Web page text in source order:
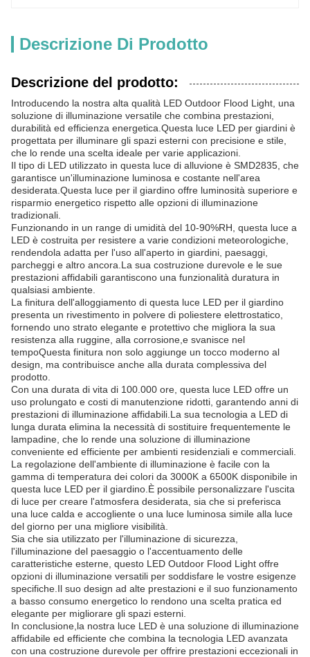
Descrizione Di Prodotto
Descrizione del prodotto:
Introducendo la nostra alta qualità LED Outdoor Flood Light, una
soluzione di illuminazione versatile che combina prestazioni,
durabilità ed efficienza energetica.Questa luce LED per giardini è
progettata per illuminare gli spazi esterni con precisione e stile,
che lo rende una scelta ideale per varie applicazioni.
Il tipo di LED utilizzato in questa luce di alluvione è SMD2835, che
garantisce un'illuminazione luminosa e costante nell'area
desiderata.Questa luce per il giardino offre luminosità superiore e
risparmio energetico rispetto alle opzioni di illuminazione
tradizionali.
Funzionando in un range di umidità del 10-90%RH, questa luce a
LED è costruita per resistere a varie condizioni meteorologiche,
rendendola adatta per l'uso all'aperto in giardini, paesaggi,
parcheggi e altro ancora.La sua costruzione durevole e le sue
prestazioni affidabili garantiscono una funzionalità duratura in
qualsiasi ambiente.
La finitura dell'alloggiamento di questa luce LED per il giardino
presenta un rivestimento in polvere di poliestere elettrostatico,
fornendo uno strato elegante e protettivo che migliora la sua
resistenza alla ruggine, alla corrosione,e svanisce nel
tempoQuesta finitura non solo aggiunge un tocco moderno al
design, ma contribuisce anche alla durata complessiva del
prodotto.
Con una durata di vita di 100.000 ore, questa luce LED offre un
uso prolungato e costi di manutenzione ridotti, garantendo anni di
prestazioni di illuminazione affidabili.La sua tecnologia a LED di
lunga durata elimina la necessità di sostituire frequentemente le
lampadine, che lo rende una soluzione di illuminazione
conveniente ed efficiente per ambienti residenziali e commerciali.
La regolazione dell'ambiente di illuminazione è facile con la
gamma di temperatura dei colori da 3000K a 6500K disponibile in
questa luce LED per il giardino.È possibile personalizzare l'uscita
di luce per creare l'atmosfera desiderata, sia che si preferisca
una luce calda e accogliente o una luce luminosa simile alla luce
del giorno per una migliore visibilità.
Sia che sia utilizzato per l'illuminazione di sicurezza,
l'illuminazione del paesaggio o l'accentuamento delle
caratteristiche esterne, questo LED Outdoor Flood Light offre
opzioni di illuminazione versatili per soddisfare le vostre esigenze
specifiche.Il suo design ad alte prestazioni e il suo funzionamento
a basso consumo energetico lo rendono una scelta pratica ed
elegante per migliorare gli spazi esterni.
In conclusione,la nostra luce LED è una soluzione di illuminazione
affidabile ed efficiente che combina la tecnologia LED avanzata
con una costruzione durevole per offrire prestazioni eccezionali in